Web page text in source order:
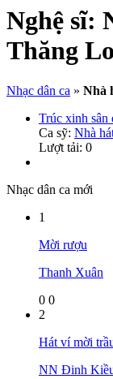
Nghệ sĩ:
Thăng
Nhạc dân ca » Nhà
Trúc xinh sân
Ca sỹ: Nhà
Lượt tải: 0
Nhạc dân ca mới
1
Mời rượu
Thanh Xuân
0 0
2
Hát ví mời
NN Đinh